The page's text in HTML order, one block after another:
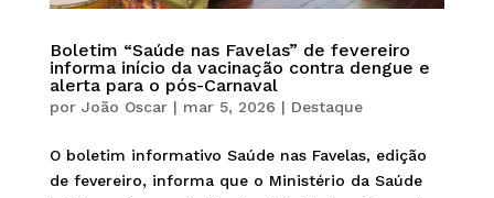
Boletim “Saúde nas Favelas” de fevereiro
informa início da vacinação contra dengue e
alerta para o pós-Carnaval
por João Oscar| mar 5, 2026 | Destaque
O boletim informativo Saúde nas Favelas, edição
de fevereiro, informa que o Ministério da Saúde